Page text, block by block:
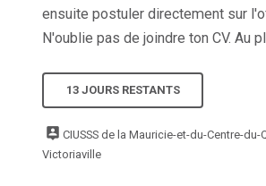
ensuite postuler directement sur
N'oublie pas de joindre ton CV. Au
13 JOURS RESTANTS
CIUSSS de la Mauricie-et-du-Centre-du-
Victoriaville